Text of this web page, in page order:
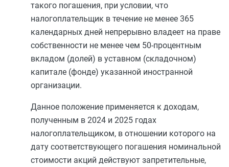
такого погашения, при условии, что
налогоплательщик в течение не менее 365
календарных дней непрерывно владеет на праве
собственности не менее чем 50-процентным
вкладом (долей) в уставном (складочном)
капитале (фонде) указанной иностранной
организации.
Данное положение применяется к доходам,
полученным в 2024 и 2025 годах
налогоплательщиком, в отношении которого на
дату соответствующего погашения номинальной
стоимости акций действуют запретительные,